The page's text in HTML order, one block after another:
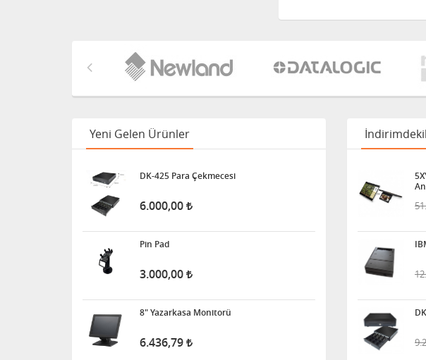
Yeni Gelen Ürünler
DK-425 Para Çekmecesi
6.000,00
Pin Pad
3.000,00
8" Yazarkasa Monitorü
6.436,79